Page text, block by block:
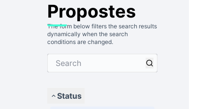
Propostes
The form below filters the search results
dynamically when the search
conditions are changed.
Status